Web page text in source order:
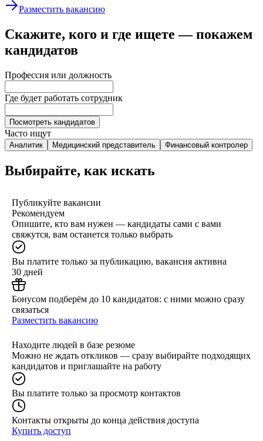
Разместить вакансию
Скажите, кого и где ищете — покажем
кандидатов
Профессия или должность
Где будет работать сотрудник
Посмотреть кандидатов
Часто ищут
Аналитик Медицинский представитель Финансовый контролер
Выбирайте, как искать
Публикуйте вакансии
Рекомендуем
Опишите, кто вам нужен — кандидаты сами с вами
свяжутся, вам останется только выбрать
Вы платите только за публикацию, вакансия активна
30 дней
Бонусом подберём до 10 кандидатов: с ними можно сразу
связаться
Разместить вакансию
Находите людей в базе резюме
Можно не ждать откликов — сразу выбирайте подходящих
кандидатов и приглашайте на работу
Вы платите только за просмотр контактов
Контакты открыты до конца действия доступа
Купить доступ